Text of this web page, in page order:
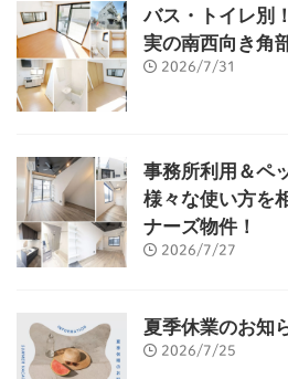
バス・トイレ別
実の南西向き角
2026/7/31
事務所利用＆ペ
様々な使い方を
ナーズ物件！
2026/7/27
夏季休業のお知
2026/7/25